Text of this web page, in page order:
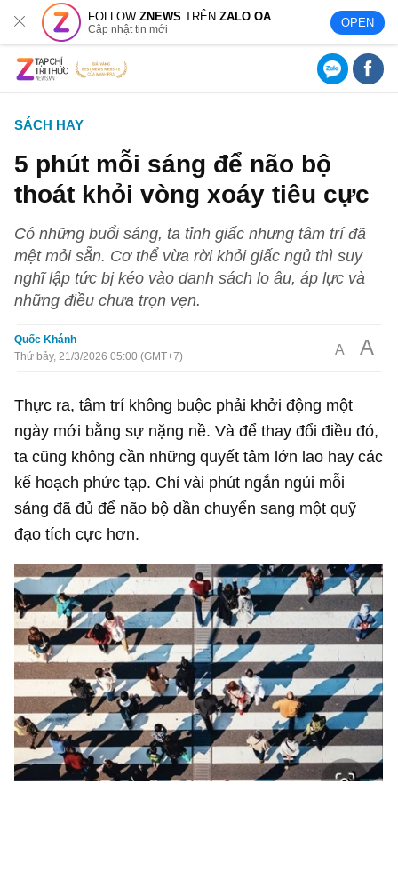
FOLLOWZNEWS TRÊNZALO OA
Cập nhật tin mới OPEN
SÁCH HAY
5 phút mỗi sáng để não bộ
thoát khỏi vòng xoáy tiêu cực
Có những buổi sáng, ta tỉnh giấc nhưng tâm trí đã
mệt mỏi sẵn. Cơ thể vừa rời khỏi giấc ngủ thì suy
nghĩ lập tức bị kéo vào danh sách lo âu, áp lực và
những điều chưa trọn vẹn.
Quốc Khánh
Thứ bảy, 21/3/2026 05:00 (GMT+7)
A A
Thực ra, tâm trí không buộc phải khởi động một
ngày mới bằng sự nặng nề. Và để thay đổi điều đó,
ta cũng không cần những quyết tâm lớn lao hay các
kế hoạch phức tạp. Chỉ vài phút ngắn ngủi mỗi
sáng đã đủ để não bộ dần chuyển sang một quỹ
đạo tích cực hơn.